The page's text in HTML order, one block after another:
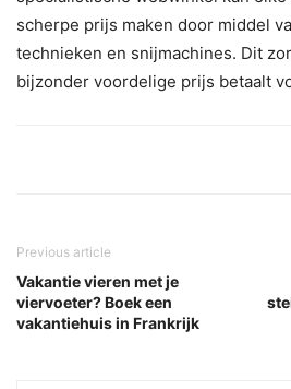
scherpe prijs maken door middel
technieken en snijmachines. Dit
bijzonder voordelige prijs betaalt
Previous article
Vakantie vieren met je
viervoeter? Boek een
vakantiehuis in Frankrijk